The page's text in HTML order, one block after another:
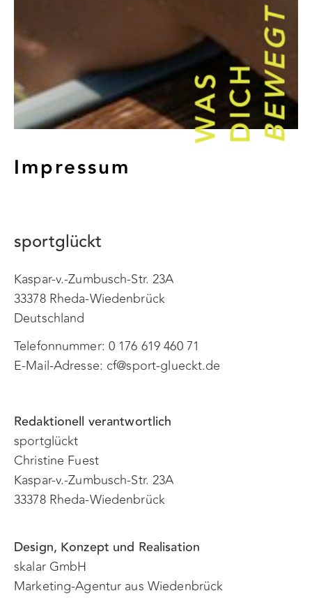
WASDICHBEWEGT
Impressum
sportglückt
Kaspar-v.-Zumbusch-Str. 23A
33378 Rheda-Wiedenbrück
Deutschland
Telefonnummer: 0 176 619 460 71
E-Mail-Adresse: cf@sport-glueckt.de
Redaktionell verantwortlich
sportglückt
Christine Fuest
Kaspar-v.-Zumbusch-Str. 23A
33378 Rheda-Wiedenbrück
Design, Konzept und Realisation
skalar GmbH
Marketing-Agentur aus Wiedenbrück